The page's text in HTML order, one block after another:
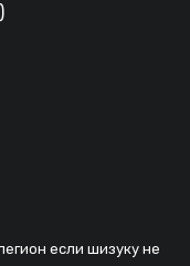
если шизуку не